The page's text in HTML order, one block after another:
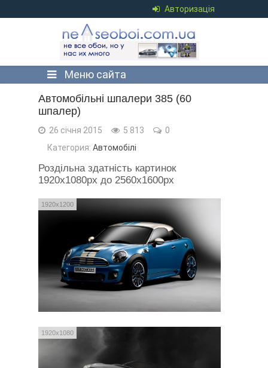
Авторизація
Меню сайта
Автомобільні шпалери 385 (60
шпалер)
26 січня 2015 5 813
0
Категория: Автомобілі
Роздільна здатність картинок
1920x1080px до 2560x1600px
1920x1200
1920x1080